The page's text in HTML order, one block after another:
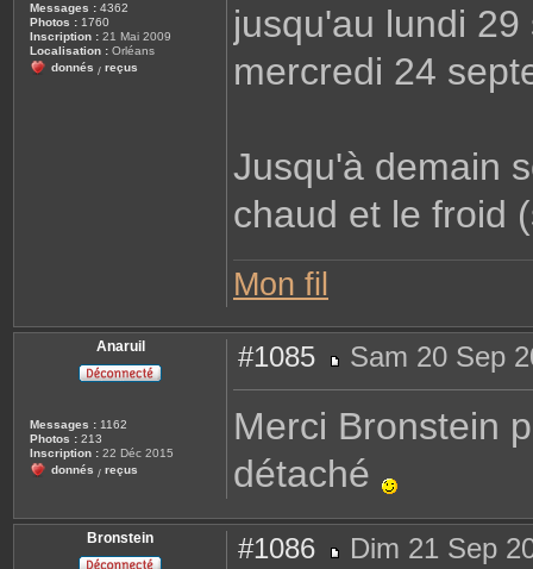
Messages : 4362
Photos : 1760
Inscription : 21 Mai 2009
Localisation : Orléans
donnés / reçus
jusqu'au lundi
mercredi 24
Jusqu'à demain
chaud et le froid
Mon fil
Anaruil
Messages : 1162
Photos : 213
Inscription : 22 Déc 2015
donnés / reçus
#1085
e
s
a
Sam 20 Sep
Merci Bronstein
détaché
Bronstein #1086 Dim 21 Sep